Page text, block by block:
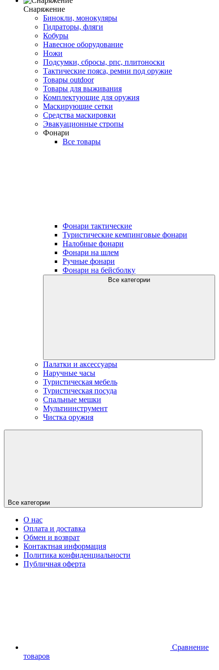
Снаряжение
Бинокли, монокуляры
Гидраторы, фляги
Кобуры
Навесное оборудование
Ножи
Подсумки, сбросы, рпс, плитоноски
Тактические пояса, ремни под оружие
Товары outdoor
Товары для выживания
Комплектующие для оружия
Маскирующие сетки
Средства маскировки
Эвакуационные стропы
Фонари
Все товары
Фонари тактические
Туристические кемпинговые фонари
Налобные фонари
Фонари на шлем
Ручные фонари
Фонари на бейсболку
Все категории
Палатки и аксессуары
Наручные часы
Туристическая мебель
Туристическая посуда
Спальные мешки
Мультиинструмент
Чистка оружия
Все категории
О нас
Оплата и доставка
Обмен и возврат
Контактная информация
Политика конфиденциальности
Публичная оферта
Сравнение
товаров